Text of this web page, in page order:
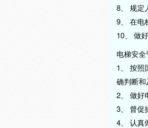
8、 规定
9、 在电
10、 做
电梯安
1、 按照
确判断和
2、 做好
3、 督促
4、 认真